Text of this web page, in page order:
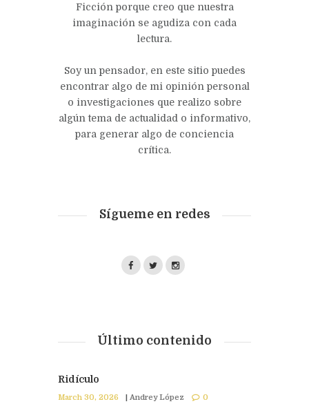
Ficción porque creo que nuestra
imaginación se agudiza con cada
lectura.
Soy un pensador, en este sitio puedes
encontrar algo de mi opinión personal
o investigaciones que realizo sobre
algún tema de actualidad o informativo,
para generar algo de conciencia
crítica.
Sígueme en redes
Último contenido
Ridículo
March 30, 2026 | Andrey López 0